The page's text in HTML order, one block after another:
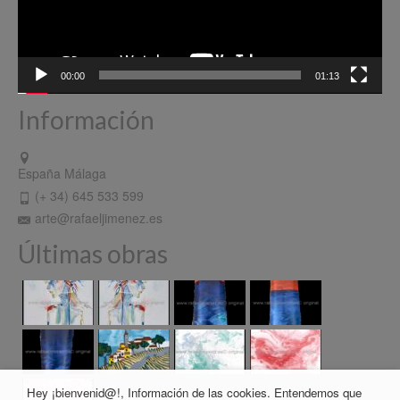
00:00 01:13
Información
España Málaga
(+ 34) 645 533 599
arte@rafaeljimenez.es
Últimas obras
Hey ¡bienvenid@!, Información de las cookies. Entendemos que